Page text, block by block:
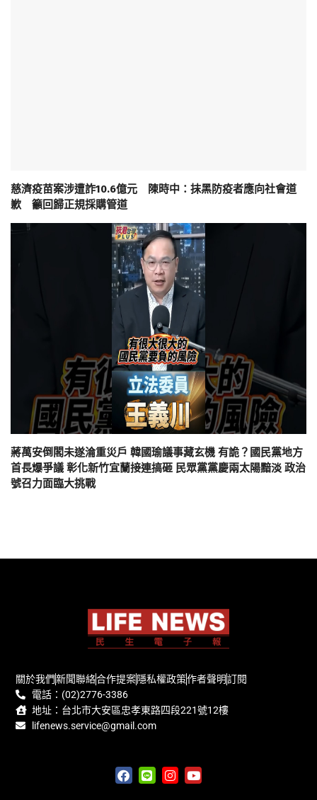
慈濟疫苗案涉遭詐10.6億元 陳時中：抹黑防疫者應向社會道
歉 籲回歸正規採購管道
蔣萬安倒閣未遂淪重災戶 韓國瑜議事藏玄機 有詭？國民黨地方
首長爆爭議 彰化新竹宜蘭接連搞砸 民眾黨黨慶兩太陽黯淡 政治
號召力面臨大挑戰
關於我們新聞聯絡合作提案隱私權政策作者聲明訂閱
電話：(02)2776-3386
地址：台北市大安區忠孝東路四段221號12樓
lifenews.service@gmail.com